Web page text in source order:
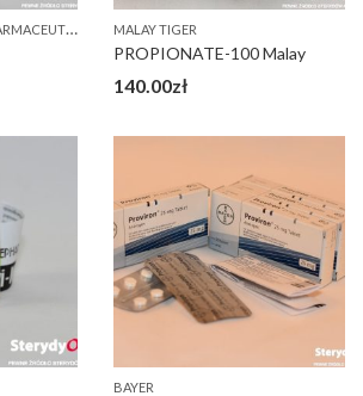
G
ENERAL EUROPEAN PHARMACEUTICALS (GEP)
MALAY TIGER
PROPIONATE-100 Malay
140.00zł
BAYER